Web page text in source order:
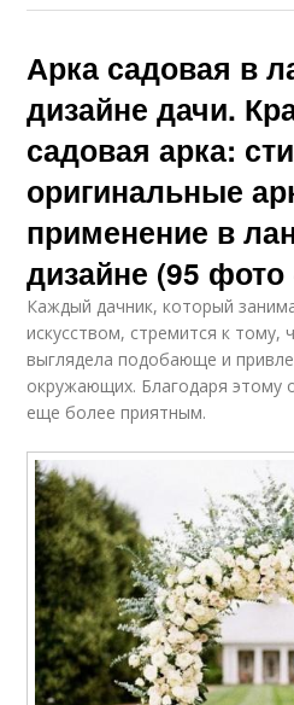
Арка садовая в
дизайне дачи.
садовая арка:
оригинальные
применение в
дизайне (95 фото
Каждый дачник, который
искусством, стремится к тому,
выглядела подобающе и
окружающих. Благодаря этому
еще более приятным.